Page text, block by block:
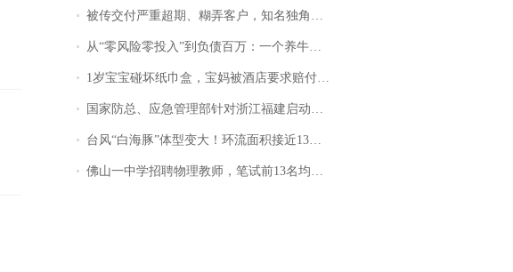
被传交付严重超期、糊弄客户，知名独角兽车企创始人回应：都没证据，将依法采取措施，“本人长期与美国交管局保持沟通，对方表示肯定”
从“零风险零投入”到负债百万：一个养牛项目崩盘后，谁该为农户的贷款买单丨红星调查
1岁宝宝碰坏纸巾盒，宝妈被酒店要求赔付924元！三亚一酒店回复：骨瓷定制！网友一查价格，吵翻了
国家防总、应急管理部针对浙江福建启动防汛防台风四级应急响应
台风“白海豚”体型变大！环流面积接近13个浙江那么大
佛山一中学招聘物理教师，笔试前13名均遭淘汰？教育局：已叫停招聘，成立调查组全面核查